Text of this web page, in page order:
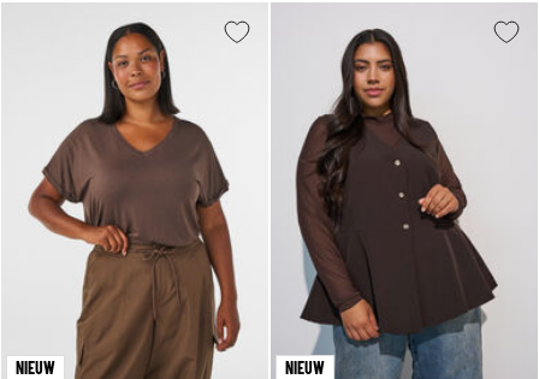
NIEUW NIEUW